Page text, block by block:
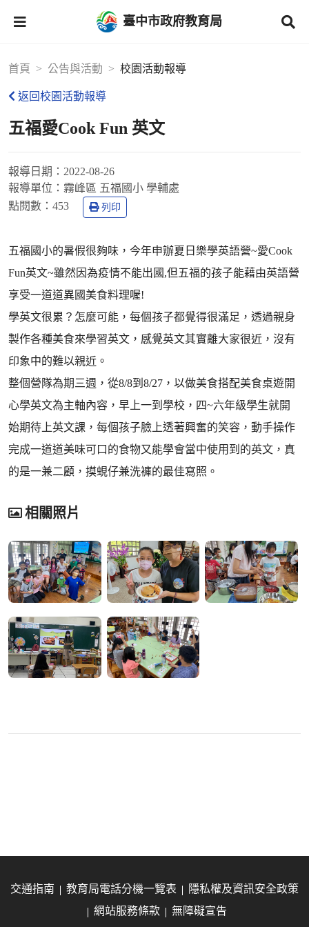
臺中市政府教育局
首頁 公告與活動 校園活動報導
返回校園活動報導
五福愛Cook Fun 英文
報導日期： 2022-08-26
報導單位： 霧峰區 五福國小 學輔處
點閱數： 453 列印
五福國小的暑假很夠味，今年申辦夏日樂學英語營~愛Cook
Fun英文~雖然因為疫情不能出國,但五福的孩子能藉由英語營
享受一道道異國美食料理喔!
學英文很累？怎麼可能，每個孩子都覺得很滿足，透過親身
製作各種美食來學習英文，感覺英文其實離大家很近，沒有
印象中的難以親近。
整個營隊為期三週，從8/8到8/27，以做美食搭配美食桌遊開
心學英文為主軸內容，早上一到學校，四~六年級學生就開
始期待上英文課，每個孩子臉上透著興奮的笑容，動手操作
完成一道道美味可口的食物又能學會當中使用到的英文，真
的是一兼二顧，摸蜆仔兼洗褲的最佳寫照。
相關照片
交通指南 教育局電話分機一覽表
隱私權及資訊安全政策
網站服務條款
無障礙宣告